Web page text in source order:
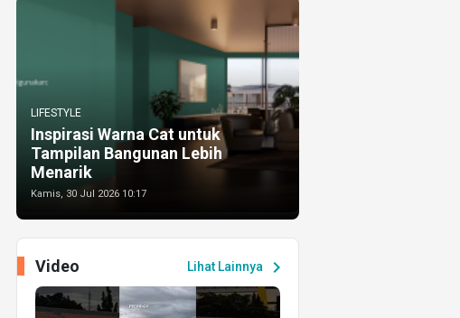
LIFESTYLE
Inspirasi Warna Cat untuk
Tampilan Bangunan Lebih
Menarik
Kamis, 30 Jul 2026 10:17
Lihat Lainnya chevron_right
Video